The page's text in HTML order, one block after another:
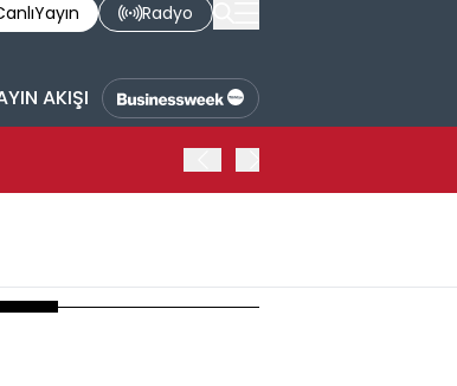
Yayın Radyo
AKIŞI